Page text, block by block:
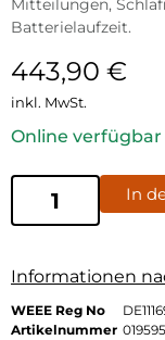
Mitteilungen,
Batterielaufzeit.
443,90 €
inkl. MwSt.
Online verfügbar
In
Informationen
WEEE Reg No
Artikelnummer